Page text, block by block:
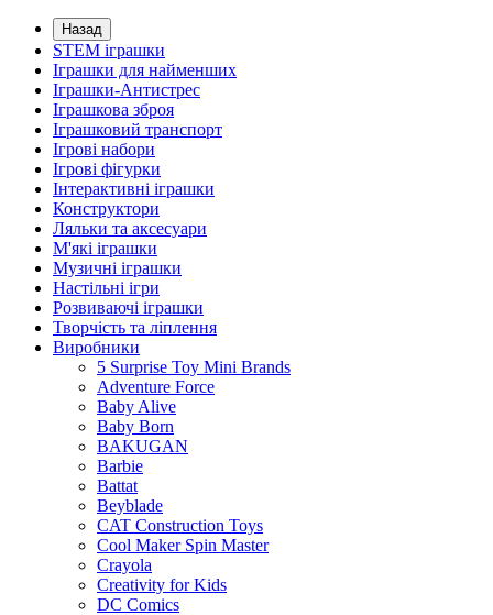
Назад
STEM іграшки
Іграшки для найменших
Іграшки-Антистрес
Іграшкова зброя
Іграшковий транспорт
Ігрові набори
Ігрові фігурки
Інтерактивні іграшки
Конструктори
Ляльки та аксесуари
М'які іграшки
Музичні іграшки
Настільні iгри
Розвиваючі іграшки
Творчість та ліплення
Виробники
5 Surprise Toy Mini Brands
Adventure Force
Baby Alive
Baby Born
BAKUGAN
Barbie
Battat
Beyblade
CAT Construction Toys
Cool Maker Spin Master
Crayola
Creativity for Kids
DC Comics